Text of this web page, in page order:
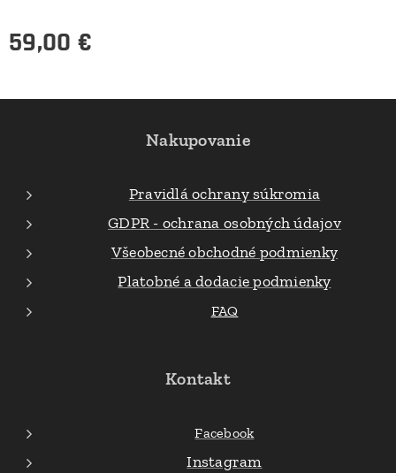
59,00 €
Nakupovanie
Pravidlá ochrany súkromia
GDPR - ochrana osobných údajov
Všeobecné obchodné podmienky
Platobné a dodacie podmienky
FAQ
Kontakt
Facebook
Instagram